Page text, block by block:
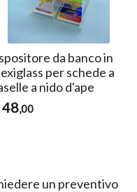
da banco in
per schede a
a nido d'ape
48,00
un preventivo